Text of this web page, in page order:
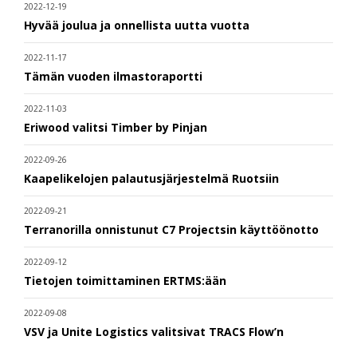
2022-12-19
Hyvää joulua ja onnellista uutta vuotta
2022-11-17
Tämän vuoden ilmastoraportti
2022-11-03
Eriwood valitsi Timber by Pinjan
2022-09-26
Kaapelikelojen palautusjärjestelmä Ruotsiin
2022-09-21
Terranorilla onnistunut C7 Projectsin käyttöönotto
2022-09-12
Tietojen toimittaminen ERTMS:ään
2022-09-08
VSV ja Unite Logistics valitsivat TRACS Flow’n